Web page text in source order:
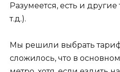
Разумеется, есть и
т.д.).
Мы решили выбрать тариф
сложилось, что в